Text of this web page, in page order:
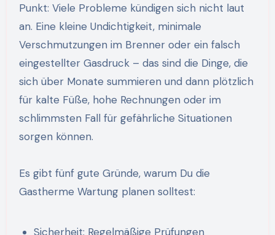
Punkt: Viele Probleme kündigen sich nicht laut
an. Eine kleine Undichtigkeit, minimale
Verschmutzungen im Brenner oder ein falsch
eingestellter Gasdruck – das sind die Dinge, die
sich über Monate summieren und dann plötzlich
für kalte Füße, hohe Rechnungen oder im
schlimmsten Fall für gefährliche Situationen
sorgen können.
Es gibt fünf gute Gründe, warum Du die
Gastherme Wartung planen solltest:
Sicherheit: Regelmäßige Prüfungen